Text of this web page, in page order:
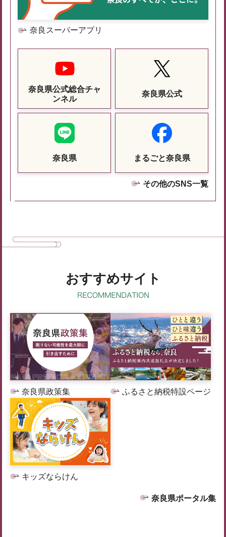
奈良スーパーアプリ
奈良県公式総合チャ
ンネル
奈良県公式
奈良県 まるごと奈良県
その他のSNS一覧
おすすめサイト
奈良県政策集 ふるさと納税特設ページ
キッズならけん
奈良県ポータル集